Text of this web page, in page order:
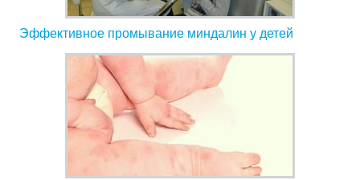
Эффективное промывание миндалин у детей